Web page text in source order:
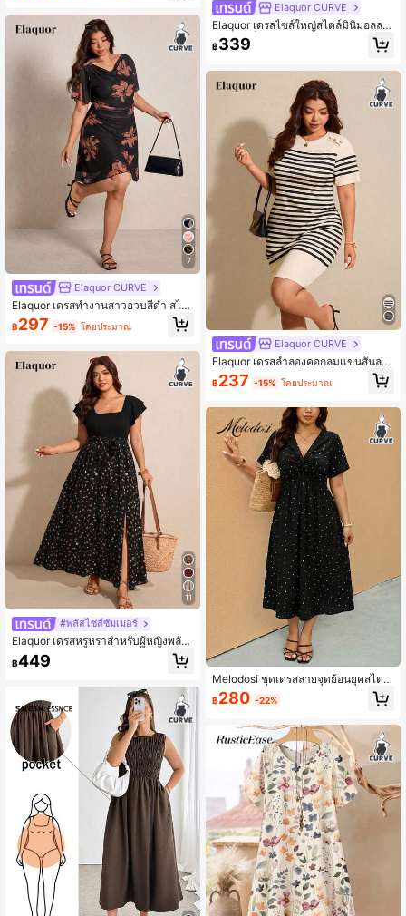
ขนสั้นระบาย ดีไซน์เปิดไหล่ ผ้าฝ้ายผสม
นุ่ม ทรงหลวม ความยาวสั้น สีดำ มีไซส์
ใหญ่ให้เลือก
7
Elaquor CURVE
Elaquor เดรสทำงานสาวอวบสีดำ สไต
ล์มินิมอล เรียบหรู ดูดี ใส่ไปทำงานในเมื
องได้ทั้งฤดูใบไม้ร่วง/ฤดูหนาว
฿297 -15% โดยประมาณ
11
#พลัสไซส์ซัมเมอร์
Elaquor เดรสหรูหราสำหรับผู้หญิงพลัสไ
ซส์ ลายดอกไม้ Ditsy คอเหลี่ยม แขนระ
บาย ชายกระโปรงผ่าข้าง
฿449
Elaquor CURVE
Elaquor เดรสไซส์ใหญ่สไตล์มินิมอลลา
ยทางสีบล็อกผูกคอวี
฿339
Elaquor CURVE
Elaquor เดรสลำลองคอกลมแขนสั้นลา
ยทางติดกระดุมไหล่สำหรับผู้หญิงพลัสไ
ซส์ เดรสพลัสไซส์สำหรับผู้หญิง เดรสฤดู
ฤดูร้อนพลัสไซส์
฿237 -15% โดยประมาณ
Melodosi ชุดเดรสลายจุดย้อนยุคสไตล์
มินิมอลลำลองไซส์ใหญ่ เหมาะสำหรับฤ
ดูร้อน
฿280 -22%